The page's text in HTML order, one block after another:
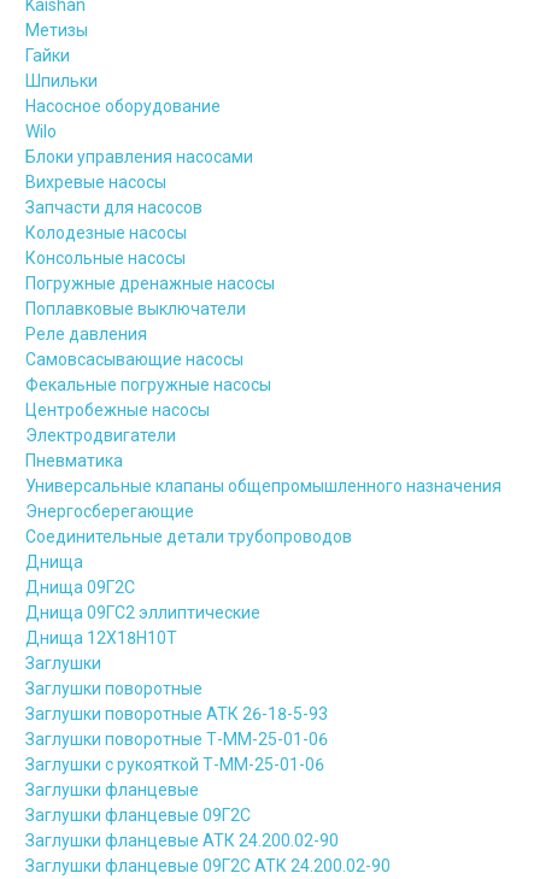
Kaishan
Метизы
Гайки
Шпильки
Насосное оборудование
Wilo
Блоки управления насосами
Вихревые насосы
Запчасти для насосов
Колодезные насосы
Консольные насосы
Погружные дренажные насосы
Поплавковые выключатели
Реле давления
Самовсасывающие насосы
Фекальные погружные насосы
Центробежные насосы
Электродвигатели
Пневматика
Универсальные клапаны общепромышленного назначения
Энергосберегающие
Соединительные детали трубопроводов
Днища
Днища 09Г2С
Днища 09ГС2 эллиптические
Днища 12Х18Н10Т
Заглушки
Заглушки поворотные
Заглушки поворотные АТК 26-18-5-93
Заглушки поворотные Т-ММ-25-01-06
Заглушки с рукояткой Т-ММ-25-01-06
Заглушки фланцевые
Заглушки фланцевые 09Г2С
Заглушки фланцевые АТК 24.200.02-90
Заглушки фланцевые 09Г2С АТК 24.200.02-90